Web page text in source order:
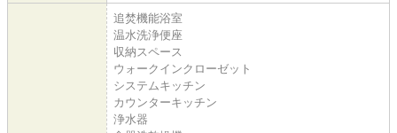
追焚機能浴室
温水洗浄便座
収納スペース
ウォークインクローゼット
システムキッチン
カウンターキッチン
浄水器